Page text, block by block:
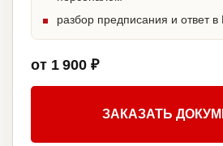
разбор предписания и ответ в
от 1 900 ₽
ЗАКАЗАТЬ